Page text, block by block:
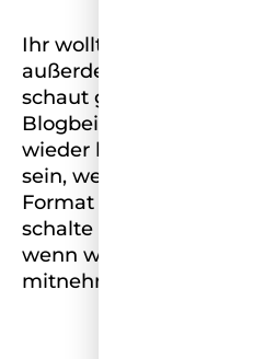
Ihr wollt wissen, was
außerdem die letzten
schaut gern auch
Blogbeiträge
wieder live auf Twitch!
sein, wenn wir mit der
Format „Wahrheit oder
schalte unbedingt
wenn wir euch Behind
mitnehmen.